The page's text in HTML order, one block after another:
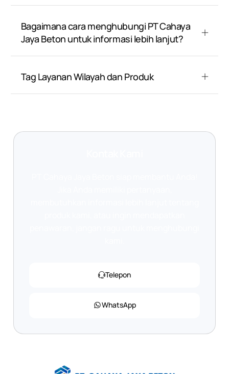
Bagaimana cara menghubungi PT Cahaya
Jaya Beton untuk informasi lebih lanjut?
Tag Layanan Wilayah dan Produk
Telepon
WhatsApp